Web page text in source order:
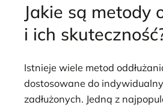
Jakie są metody
i ich
Istnieje wiele metod
dostosowane do
zadłużonych. Jedną z